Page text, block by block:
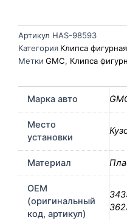
Артикул HAS-98593
Категория Клипса фигурная
Метки GMC, Клипса
Марка авто
Место
установки
Материал
OEM
(оригинальный
код, артикул)